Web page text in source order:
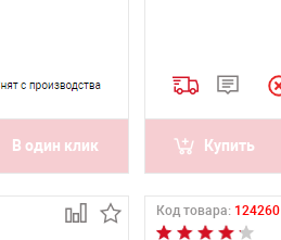
В один клик Купить
Код товара: 124260